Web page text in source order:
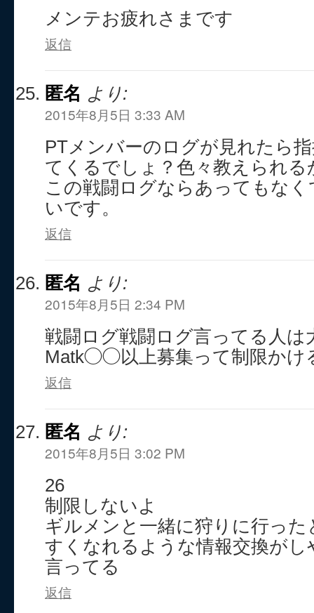
メンテお疲れさまです
返信
匿名 より:
2015年8月5日 3:33 AM
PTメンバーのログが見れたら
てくるでしょ？色々教えられ
この戦闘ログならあってもな
いです。
返信
匿名 より:
2015年8月5日 2:34 PM
戦闘ログ戦闘ログ言ってる人は
Matk◯◯以上募集って制限かけ
返信
匿名 より:
2015年8月5日 3:02 PM
26
制限しないよ
ギルメンと一緒に狩りに行っ
すくなれるような情報交換が
言ってる
返信